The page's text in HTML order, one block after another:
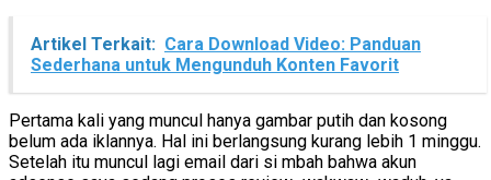
Artikel Terkait: Cara Download Video: Panduan
Sederhana untuk Mengunduh Konten Favorit
Pertama kali yang muncul hanya gambar putih dan kosong
belum ada iklannya. Hal ini berlangsung kurang lebih 1 minggu.
Setelah itu muncul lagi email dari si mbah bahwa akun